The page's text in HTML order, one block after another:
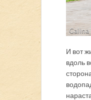
И вот
вдоль